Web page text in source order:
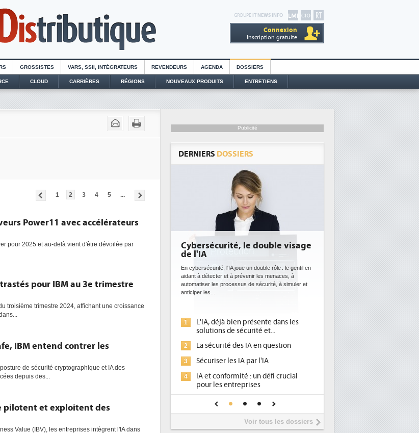
GROUPE IT NEWS INFO
Connexion
Inscription gratuite
GROSSISTES VARS, SSII, INTÉGRATEURS REVENDEURS AGENDA DOSSIERS
CLOUD CARRIÈRES RÉGIONS NOUVEAUX PRODUITS ENTRETIENS
1 2 3 4 5 ...
Power11 avec accélérateurs
pour 2025 et au-delà vient d'être dévoilée par
pour IBM au 3e trimestre
troisième trimestre 2024, affichant une croissance
IBM entend contrer les
de sécurité cryptographique et IA des
depuis des...
pilotent et exploitent des
Value (IBV), les entreprises intègrent l'IA dans
Publicité
DERNIERS DOSSIERS
Cybersécurité, le double visage
En cybersécurité, l'IA joue un double rôle : le gentil en
aidant à détecter et à prévenir les menaces, à
automatiser les processus de sécurité, à simuler et
L'IA, déjà bien présente dans les
solutions de sécurité et...
La sécurité des IA en question
Sécuriser les IA par l'IA
IA et conformité : un défi crucial
pour les entreprises
Une IA de confiance pour une IA
DEE: l'efficacité énergétique
Des datacenters plus durables et plus efficaces, c'est
ce que recherchent les pouvoirs publics européens
1
Qu'est-ce que la DEE (directive
2
place pour répondre à...
Phocea DC dans les cordes pour la
Interview de Fabrice Coquio,
président de Digital Realty...
Voir tous les dossiers